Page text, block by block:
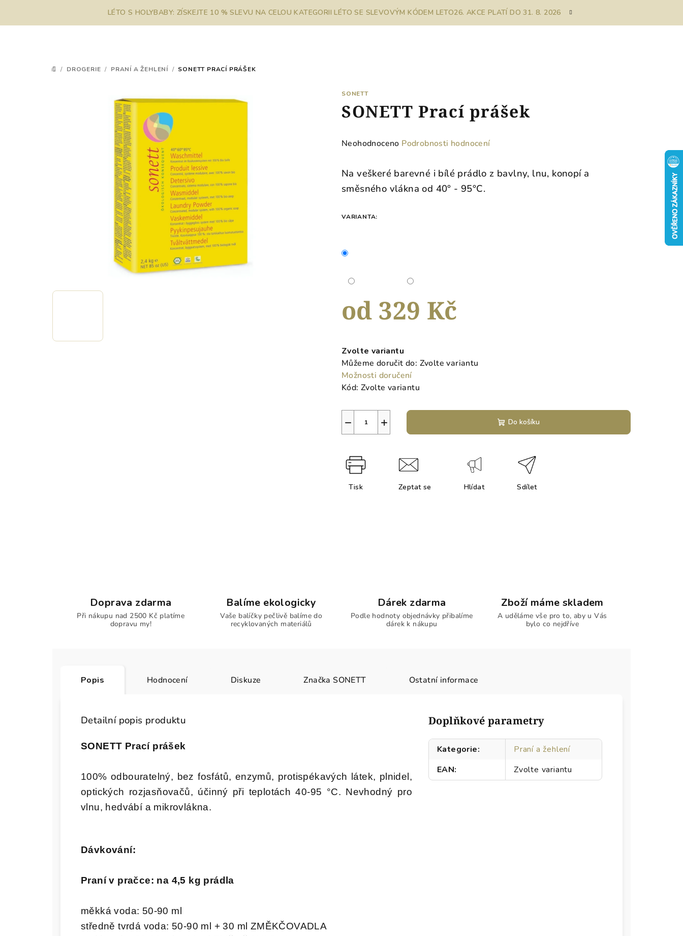
LÉTO S HOLYBABY: ZÍSKEJTE 10 % SLEVU NA CELOU KATEGORII LÉTO SE SLEVOVÝM KÓDEM LETO26. AKCE PLATÍ DO 31. 8. 2026
DOMŮ
/ DROGERIE / PRANÍ A ŽEHLENÍ / SONETT PRACÍ PRÁŠEK
SONETT
SONETT Prací prášek
Průměrné
produktu
je
0,0
5
Neohodnoceno Podrobnosti hodnocení
Na veškeré barevné i bílé prádlo z bavlny, lnu, konopí a
směsného vlákna od 40° - 95°C.
VARIANTA:
od 329 Kč
cena:
Zvolte variantu
Můžeme doručit do: Zvolte variantu
Možnosti doručení
Kód: Zvolte variantu
+
− Do košíku
Tisk Zeptat se Hlídat Sdílet
Doprava zdarma
Při nákupu nad 2500 Kč platíme
dopravu my!
Balíme ekologicky
Vaše balíčky pečlivě balíme do
recyklovaných materiálů
Dárek zdarma
Podle hodnoty objednávky přibalíme
dárek k nákupu
Zboží máme skladem
A uděláme vše pro to, aby u Vás
bylo co nejdříve
Popis Hodnocení Diskuze Značka SONETT Ostatní informace
Detailní popis produktu
SONETT Prací prášek
100% odbouratelný, bez fosfátů, enzymů, protispékavých látek, plnidel,
optických rozjasňovačů, účinný při teplotách 40-95 °C. Nevhodný pro
vlnu, hedvábí a mikrovlákna.
Dávkování:
Praní v pračce: na 4,5 kg prádla
měkká voda: 50-90 ml
středně tvrdá voda: 50-90 ml + 30 ml ZMĚKČOVADLA
Doplňkové parametry
Kategorie:
Praní a žehlení
EAN: Zvolte variantu